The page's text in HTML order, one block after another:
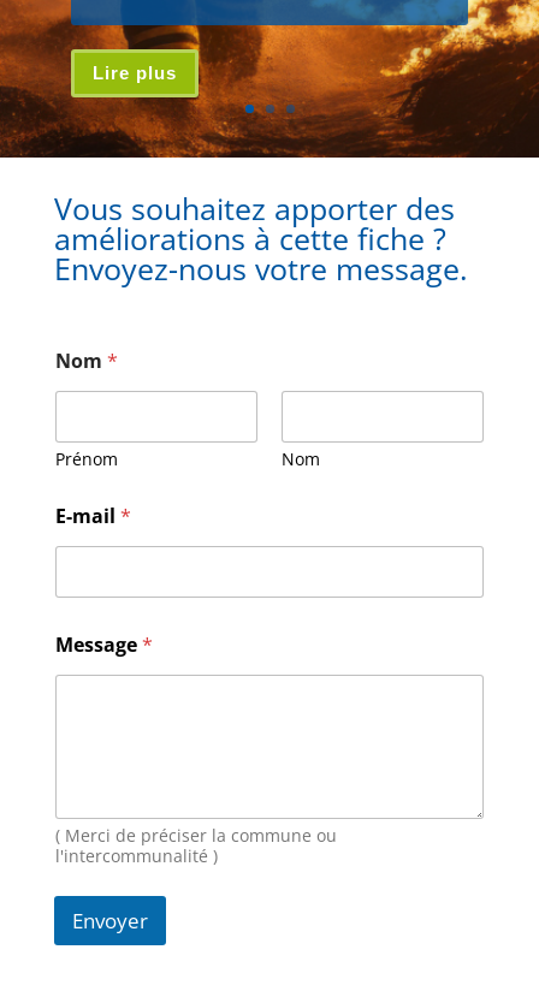
Lire plus
Vous souhaitez apporter des
améliorations à cette fiche ?
Envoyez-nous votre message.
Nom *
Prénom Nom
E-mail *
o
m
Message*
( Merci de préciser la commune ou
l'intercommunalité )
Envoyer